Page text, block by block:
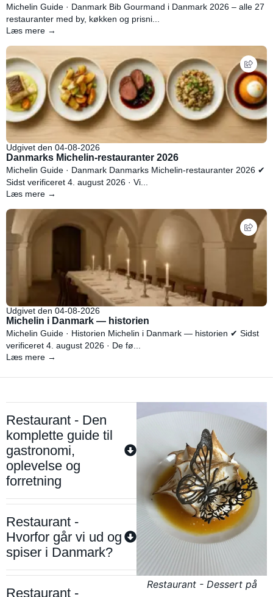
Michelin Guide · Danmark Bib Gourmand i Danmark 2026 – alle 27
restauranter med by, køkken og prisni...
Læs mere →
Udgivet den 04-08-2026
Danmarks Michelin-restauranter 2026
Michelin Guide · Danmark Danmarks Michelin-restauranter 2026 ✔
Sidst verificeret 4. august 2026 · Vi...
Læs mere →
Udgivet den 04-08-2026
Michelin i Danmark — historien
Michelin Guide · Historien Michelin i Danmark — historien ✔ Sidst
verificeret 4. august 2026 · De fø...
Læs mere →
Restaurant - Den
komplette guide til
gastronomi,
oplevelse og
forretning
Restaurant -
Hvorfor går vi ud og
spiser i Danmark?
Restaurant -
Restaurant - Dessert på